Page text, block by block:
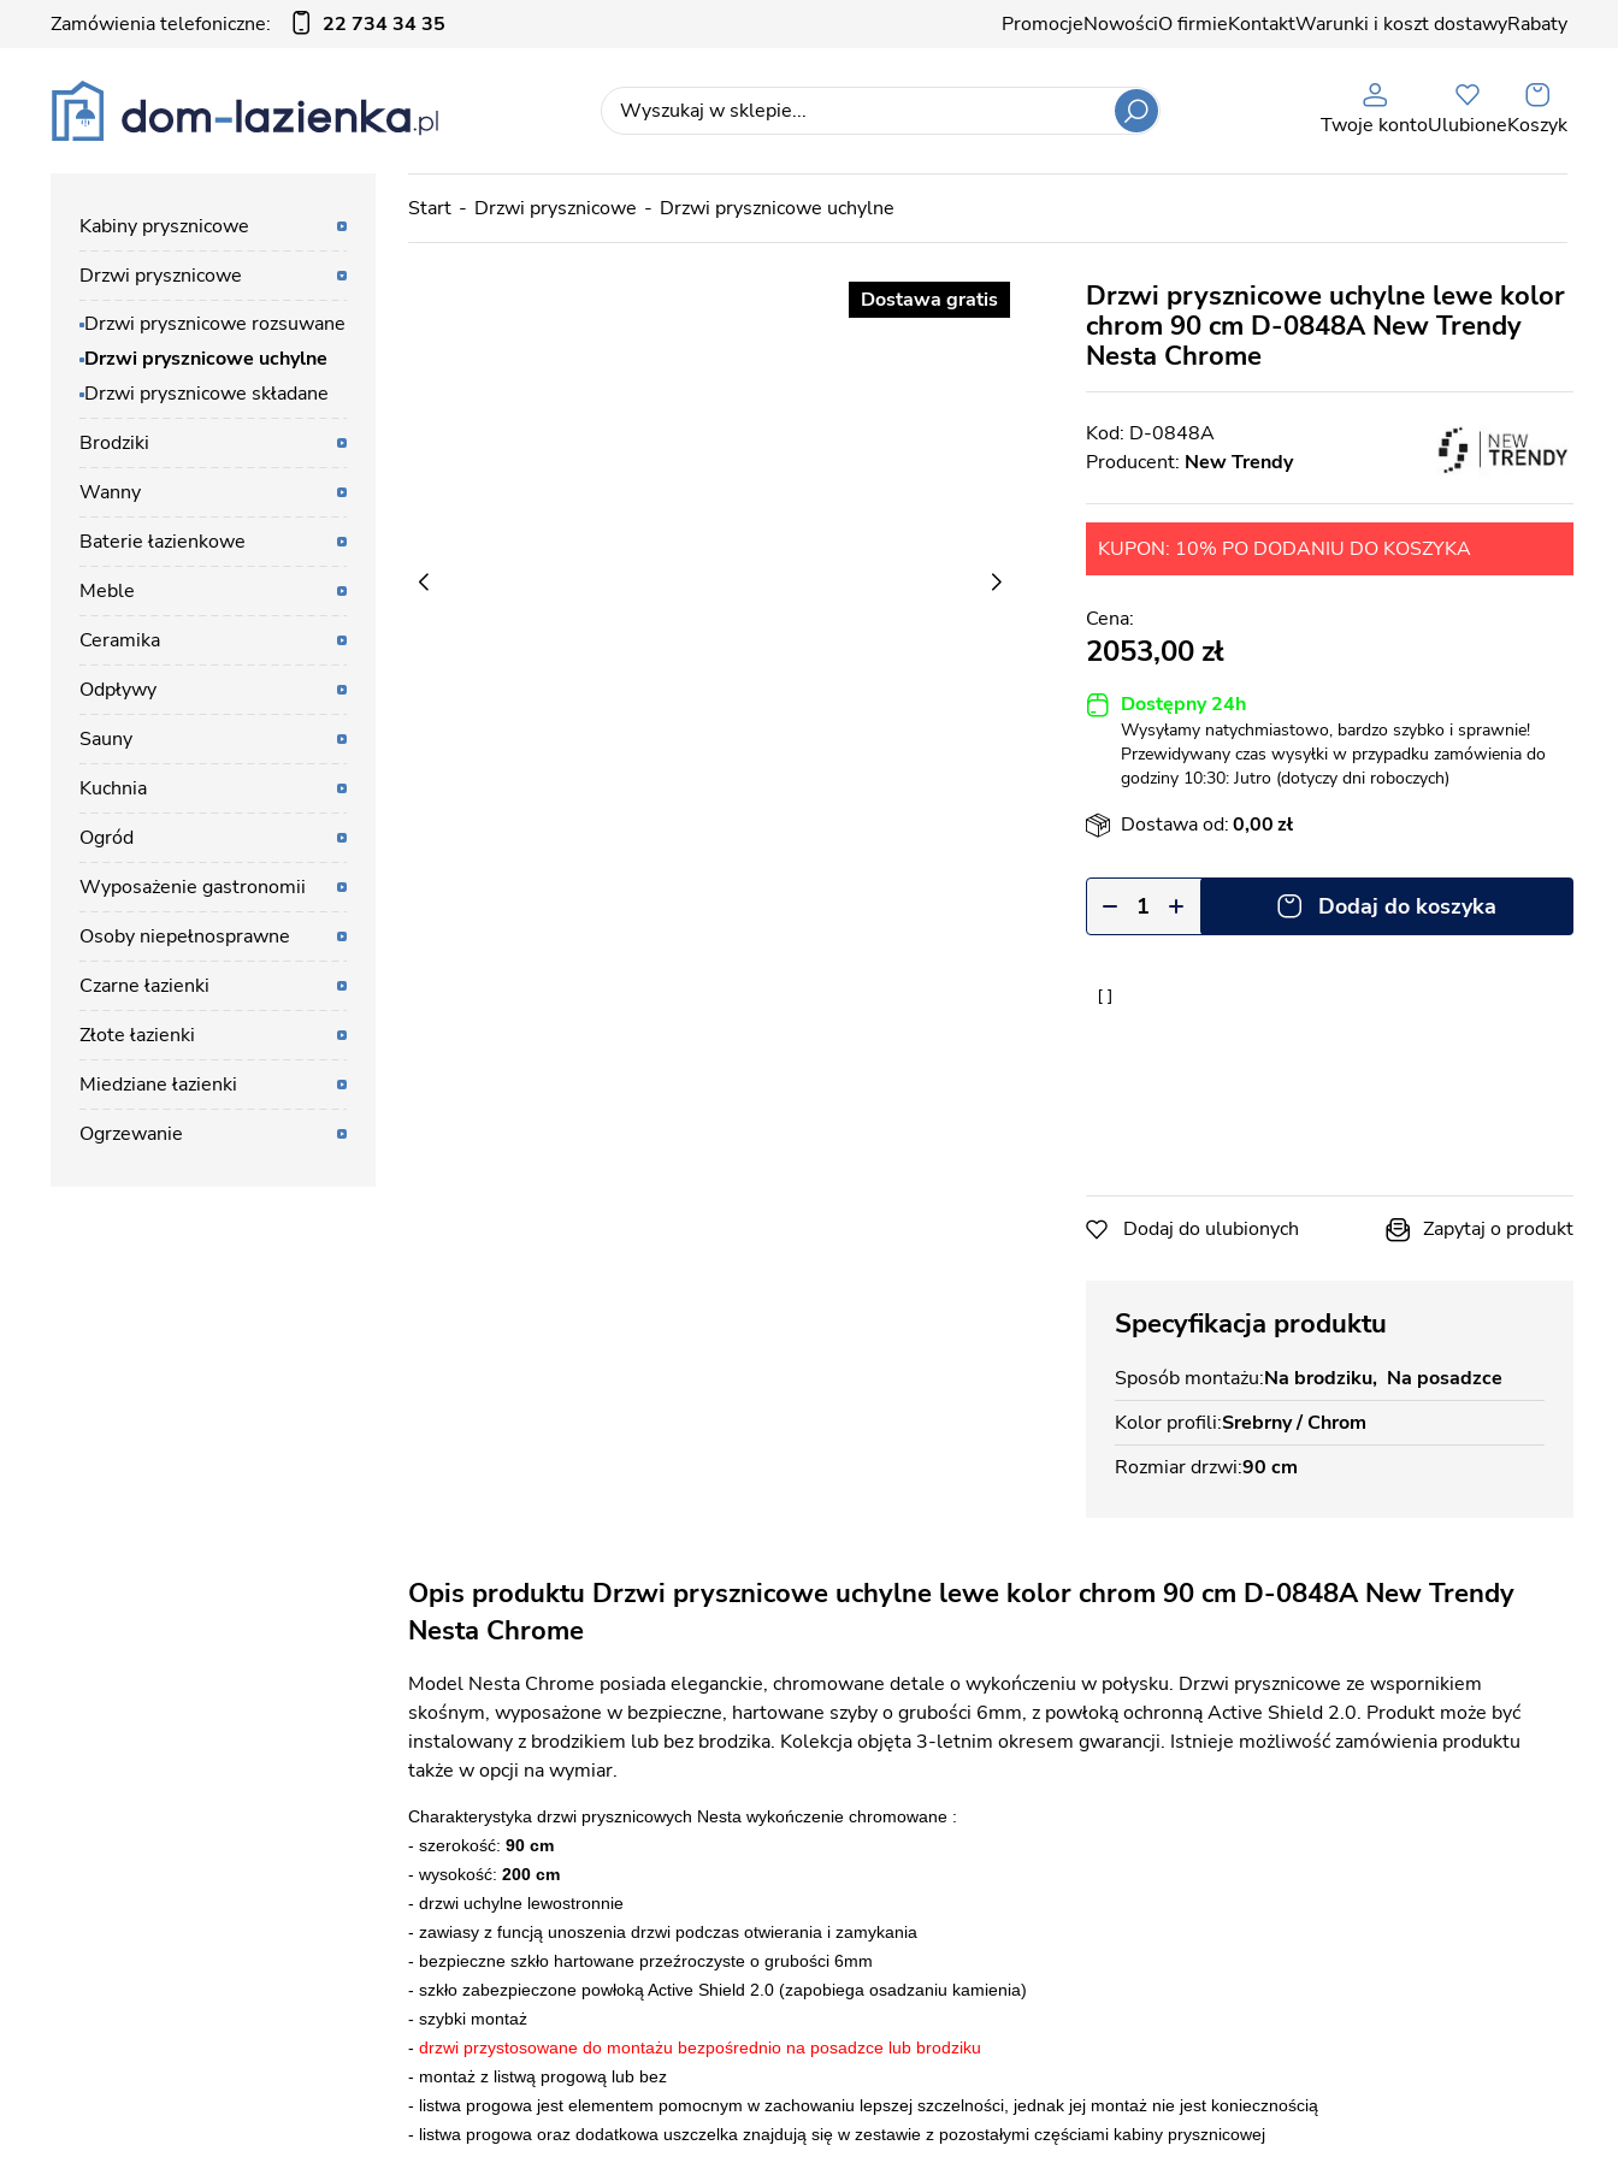
Zamówienia telefoniczne: 22 734 34 35 PromocjeNowościO firmieKontaktWarunki i koszt dostawyRabaty
Twoje kontoUlubioneKoszyk
Start Drzwi prysznicowe Drzwi prysznicowe uchylne
Dostawa gratis
Drzwi prysznicowe uchylne lewe kolor
chrom 90 cm D-0848A New Trendy
Nesta Chrome
D-0848A
Producent: New Trendy
KUPON: 10% PO DODANIU DO KOSZYKA
2053,00
Dostępny 24h
Wysyłamy natychmiastowo, bardzo szybko i sprawnie!
Przewidywany czas wysyłki w przypadku zamówienia do
godziny 10:30: Jutro (dotyczy dni roboczych)
Dostawa od:0,00
Dodaj do koszyka
Dodaj do ulubionych Zapytaj o produkt
Specyfikacja produktu
Sposób montażu Na brodziku Na posadzce
Kolor profili Srebrny / Chrom
Rozmiar drzwi 90 cm
Opis produktu Drzwi prysznicowe uchylne lewe kolor chrom 90 cm D-0848A New Trendy
Nesta Chrome
Model Nesta Chrome posiada eleganckie, chromowane detale o wykończeniu w połysku. Drzwi prysznicowe ze wspornikiem
skośnym, wyposażone w bezpieczne, hartowane szyby o grubości 6mm, z powłoką ochronną Active Shield 2.0. Produkt może być
instalowany z brodzikiem lub bez brodzika. Kolekcja objęta 3-letnim okresem gwarancji. Istnieje możliwość zamówienia produktu
także w opcji na wymiar.
Charakterystyka drzwi prysznicowych Nesta wykończenie chromowane :
- szerokość: 90 cm
- wysokość: 200 cm
- drzwi uchylne lewostronnie
- zawiasy z funcją unoszenia drzwi podczas otwierania i zamykania
- bezpieczne szkło hartowane przeźroczyste o grubości 6mm
- szkło zabezpieczone powłoką Active Shield 2.0 (zapobiega osadzaniu kamienia)
- szybki montaż
- drzwi przystosowane do montażu bezpośrednio na posadzce lub brodziku
- montaż z listwą progową lub bez
- listwa progowa jest elementem pomocnym w zachowaniu lepszej szczelności, jednak jej montaż nie jest koniecznością
- listwa progowa oraz dodatkowa uszczelka znajdują się w zestawie z pozostałymi częściami kabiny prysznicowej
Kabiny prysznicowe
Drzwi prysznicowe
Drzwi prysznicowe rozsuwane
Drzwi prysznicowe uchylne
Drzwi prysznicowe składane
Brodziki
Wanny
Baterie łazienkowe
Meble
Ceramika
Odpływy
Sauny
Kuchnia
Ogród
Wyposażenie gastronomii
Osoby niepełnosprawne
Czarne łazienki
Złote łazienki
Miedziane łazienki
Ogrzewanie